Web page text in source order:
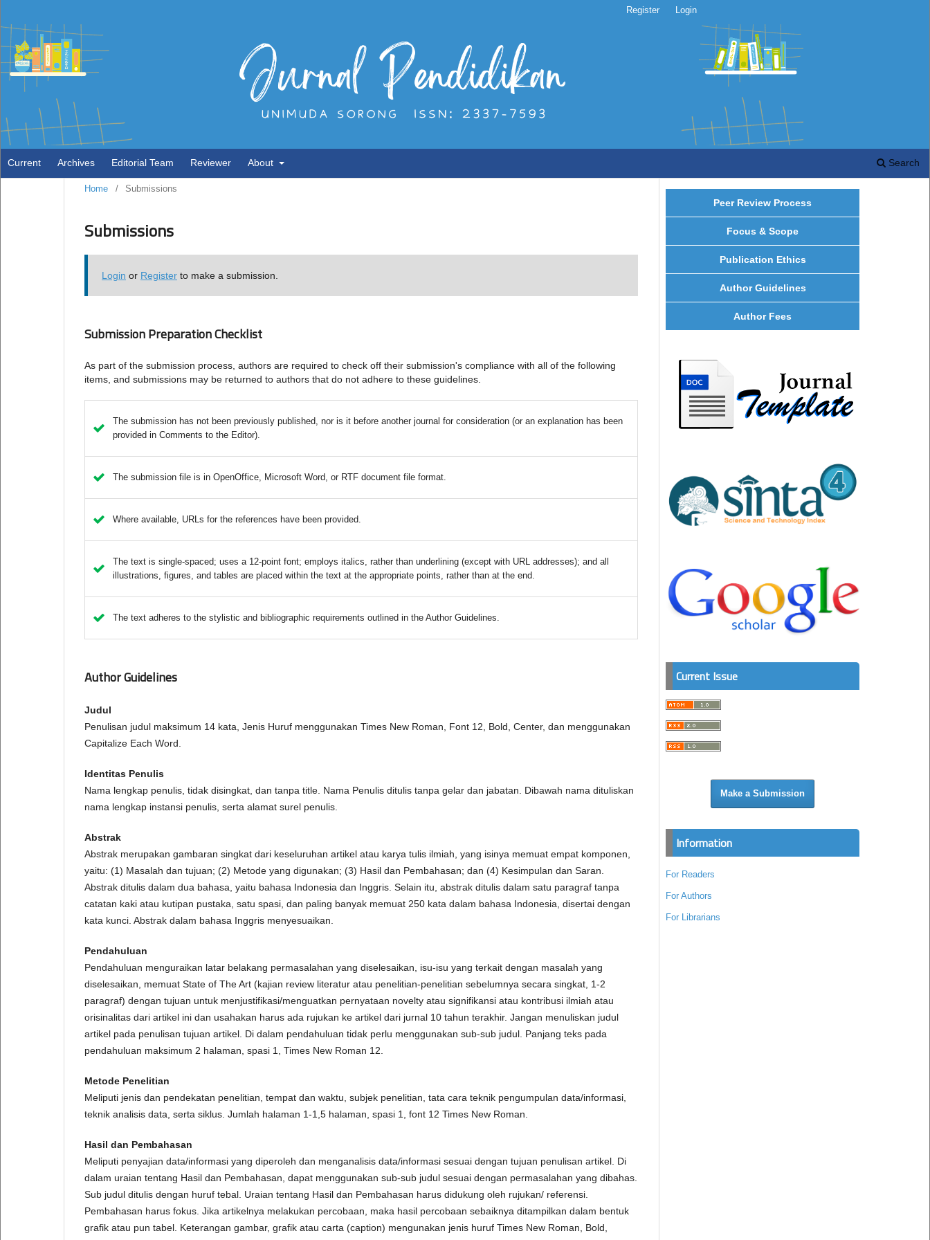
Current Archives Editorial Team Reviewer About Search
Register Login
Home / Submissions
Submissions
Login or Register to make a submission.
Submission Preparation Checklist
As part of the submission process, authors are required to check off their submission's compliance with all of the following
items, and submissions may be returned to authors that do not adhere to these guidelines.
The submission has not been previously published, nor is it before another journal for consideration (or an explanation has been
provided in Comments to the Editor).
The submission file is in OpenOffice, Microsoft Word, or RTF document file format.
Where available, URLs for the references have been provided.
The text is single-spaced; uses a 12-point font; employs italics, rather than underlining (except with URL addresses); and all
illustrations, figures, and tables are placed within the text at the appropriate points, rather than at the end.
The text adheres to the stylistic and bibliographic requirements outlined in the Author Guidelines.
Author Guidelines
Judul
Penulisan judul maksimum 14 kata, Jenis Huruf menggunakan Times New Roman, Font 12, Bold, Center, dan menggunakan
Capitalize Each Word.
Identitas Penulis
Nama lengkap penulis, tidak disingkat, dan tanpa title. Nama Penulis ditulis tanpa gelar dan jabatan. Dibawah nama dituliskan
nama lengkap instansi penulis, serta alamat surel penulis.
Abstrak
Abstrak merupakan gambaran singkat dari keseluruhan artikel atau karya tulis ilmiah, yang isinya memuat empat komponen,
yaitu: (1) Masalah dan tujuan; (2) Metode yang digunakan; (3) Hasil dan Pembahasan; dan (4) Kesimpulan dan Saran.
Abstrak ditulis dalam dua bahasa, yaitu bahasa Indonesia dan Inggris. Selain itu, abstrak ditulis dalam satu paragraf tanpa
catatan kaki atau kutipan pustaka, satu spasi, dan paling banyak memuat 250 kata dalam bahasa Indonesia, disertai dengan
kata kunci. Abstrak dalam bahasa Inggris menyesuaikan.
Pendahuluan
Pendahuluan menguraikan latar belakang permasalahan yang diselesaikan, isu-isu yang terkait dengan masalah yang
diselesaikan, memuat State of The Art (kajian review literatur atau penelitian-penelitian sebelumnya secara singkat, 1-2
paragraf) dengan tujuan untuk menjustifikasi/menguatkan pernyataan novelty atau signifikansi atau kontribusi ilmiah atau
orisinalitas dari artikel ini dan usahakan harus ada rujukan ke artikel dari jurnal 10 tahun terakhir. Jangan menuliskan judul
artikel pada penulisan tujuan artikel. Di dalam pendahuluan tidak perlu menggunakan sub-sub judul. Panjang teks pada
pendahuluan maksimum 2 halaman, spasi 1, Times New Roman 12.
Metode Penelitian
Meliputi jenis dan pendekatan penelitian, tempat dan waktu, subjek penelitian, tata cara teknik pengumpulan data/informasi,
teknik analisis data, serta siklus. Jumlah halaman 1-1,5 halaman, spasi 1, font 12 Times New Roman.
Hasil dan Pembahasan
Meliputi penyajian data/informasi yang diperoleh dan menganalisis data/informasi sesuai dengan tujuan penulisan artikel. Di
dalam uraian tentang Hasil dan Pembahasan, dapat menggunakan sub-sub judul sesuai dengan permasalahan yang dibahas.
Sub judul ditulis dengan huruf tebal. Uraian tentang Hasil dan Pembahasan harus didukung oleh rujukan/ referensi.
Pembahasan harus fokus. Jika artikelnya melakukan percobaan, maka hasil percobaan sebaiknya ditampilkan dalam bentuk
grafik atau pun tabel. Keterangan gambar, grafik atau carta (caption) mengunakan jenis huruf Times New Roman, Bold,
Peer Review Process
Focus & Scope
Publication Ethics
Author Guidelines
Author Fees
Current Issue
Make a Submission
Information
For Readers
For Authors
For Librarians